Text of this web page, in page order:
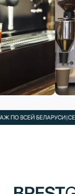
БЕЛАРУСИ|